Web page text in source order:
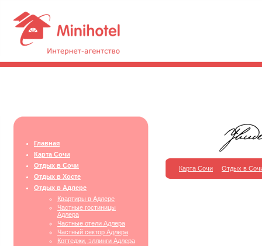
Главная
Карта Сочи
Отдых в Сочи
Отдых в Хосте
Отдых в Адлере
Квартиры в Адлере
Частные гостиницы
Адлера
Частные отели Адлера
Частный сектор Адлера
Коттеджи, эллинги Адлера
Карта Сочи Отдых в